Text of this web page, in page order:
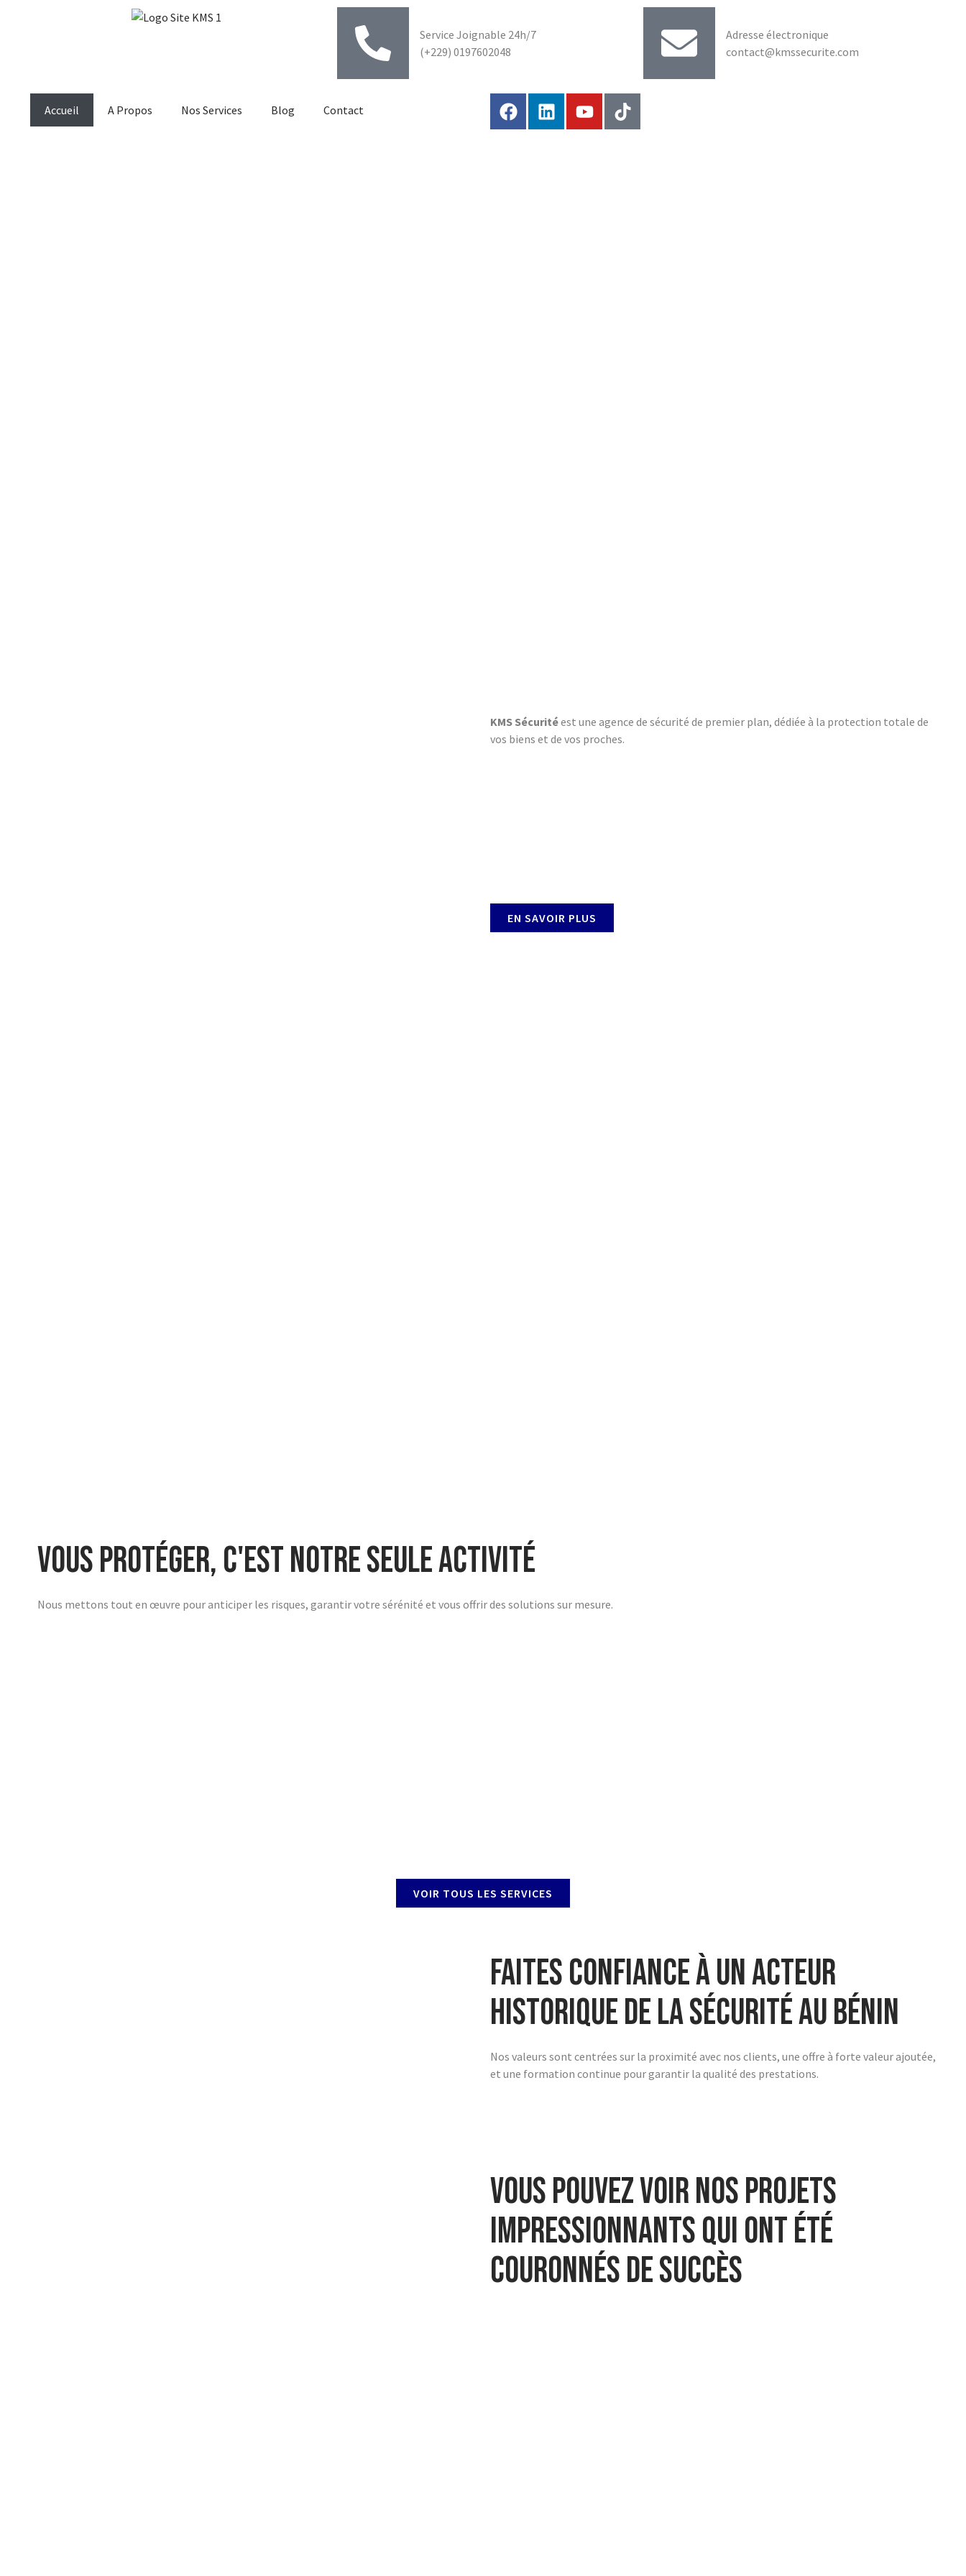
Service Joignable 24h/7
(+229) 0197602048
Adresse électronique
contact@kmssecurite.com
Accueil A Propos Nos Services Blog Contact
KMS Sécuritéest une agence de sécurité de premier plan, dédiée à la protection totale de
vos biens et de vos proches.
EN SAVOIR PLUS
Vous protéger, c'est notre seule activité
Nous mettons tout en œuvre pour anticiper les risques, garantir votre sérénité et vous offrir des solutions sur mesure.
VOIR TOUS LES SERVICES
Faites confiance à un acteur
historique de la sécurité au Bénin
Nos valeurs sont centrées sur la proximité avec nos clients, une offre à forte valeur ajoutée,
et une formation continue pour garantir la qualité des prestations.
Vous pouvez voir nos projets
impressionnants qui ont été
couronnés de succès